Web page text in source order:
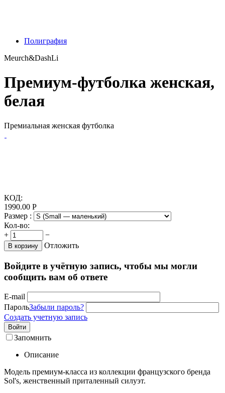
Полиграфия
Meurch&DashLi
Премиум-футболка женская,
белая
Премиальная женская футболка
КОД:
1990.00 Р
Размер :
Кол-во:
+
−
В корзину Отложить
Войдите в учётную запись, чтобы мы могли
сообщить вам об ответе
E-mail
ПарольЗабыли пароль?
Создать учетную запись
Войти
Запомнить
Описание
Модель премиум-класса из коллекции французского бренда
Sol's, женственный приталенный силуэт.